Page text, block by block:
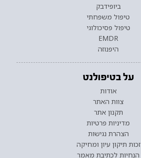
ביופידבק
טיפול משפחתי
טיפול פסיכולוגי
EMDR
היפנוזה
על בטיפולנט
אודות
צוות האתר
תקנון אתר
מדיניות פרטיות
הצהרת נגישות
זכות תיקון עיון ומחיקה
הנחיות לכתיבת מאמר